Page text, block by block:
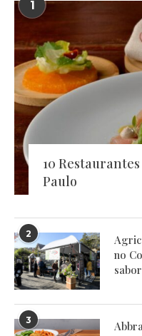
1
10
Paulo
2
no
3